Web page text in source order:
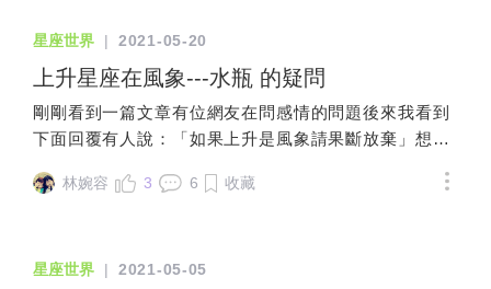
她。隔天早上，回北部準備考試的J一如往常的傳訊息
關心我，一切平凡到像甚麼事都沒發生，直至電話端先
後響起Ｃ的網路電話及J的語音來電，氣急敗壞的質疑
「所以你要跟我說什麼？」、「對啊，我們交往很久
「你們是誰先主動的？」、「怎麼在一起的？」、「我
經交往六年，今年二月份剛求完婚，預計明年一月要登
教養。我指的情況是，小朋友無法跟妳一
起工作，必須有人幫忙顧孩子，而小朋友
上學後，需要有人接送孩子，張羅小朋友
吃飯，或是生病的時候，不管是媽媽生
病，還是小孩住院，都需要有其他力量來
支援。我沒有娘家、婆家，所以我找了可
以一路維持到小學的保母幫忙，而這位保
偶然，我們換過好幾個保母，才終於碰上
撫你的情緒 並在你的身邊形成一種保護
請教各位要如何解讀這個說法中所謂牌
的"奉獻"? 自己的理解是結合倒吊人本來
的"犧牲、占卜、預言"屬性 代表這副牌能
至於聖杯侍從，我不曉得 怎麼去解讀它在
明的以為這樣就不會受傷難過、安全過關
下莊。但最後其實他來這個世界，什麼都
沒有學會。因為他要學的課題在星盤上卻
必須透過騙局來學會道理，永遠不去被
斷在人間低階二元對立不斷徘徊。所以
騙我嗎？跟我好不好？其實這些來找菓子
星座世界 | 2021-05-20
上升星座在風象---水瓶 的疑問
剛剛看到一篇文章有位網友在問感情的問題後來我看到
下面回覆有人說：「如果上升是風象請果斷放棄」想請
要個穩定的感情然後順順的生活下去喔順帶一提我的金
林婉容 3 6 收藏
星座世界 | 2021-05-05